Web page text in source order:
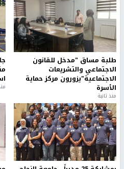
طلبة مساق "مدخل للقانون
الاجتماعي والتشريعات
الاجتماعية"يزورون مركز حماية
الأسرة
منذ ثانية
منذ 48